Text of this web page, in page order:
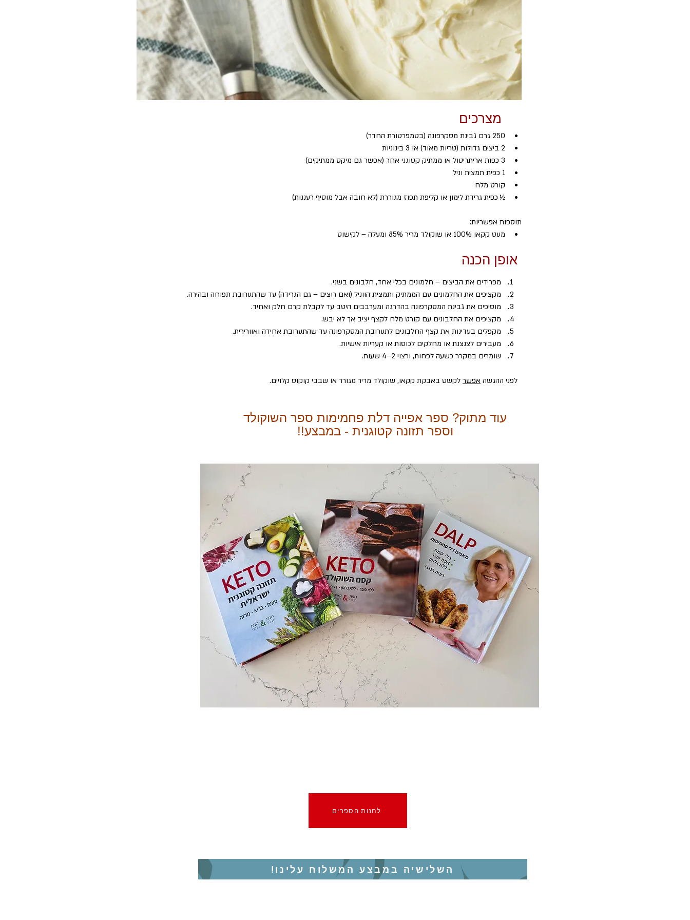
מצרכים
250 גרם גבינת מסקרפונה (בטמפרטורת החדר)
2 ביצים גדולות (טריות מאוד) או 3 בינוניות
3 כפות אריתריטול או ממתיק קטוגני אחר (אפשר גם מיקס ממתיקים)
1 כפית תמצית וניל
קורט מלח
½ כפית גרידת לימון או קליפת תפוז מגוררת (לא חובה אבל מוסיף רעננות)
תוספות אפשריות:
מעט קקאו 100% או שוקולד מריר 85% ומעלה – לקישוט
אופן הכנה
מפרידים את הביצים – חלמונים בכלי אחד, חלבונים בשני.
מקציפים את החלמונים עם הממתיק ותמצית הווניל (ואם רוצים – גם הגרידה) עד שהתערובת תפוחה ובהירה.
מוסיפים את גבינת המסקרפונה בהדרגה ומערבבים היטב עד לקבלת קרם חלק ואחיד.
מקציפים את החלבונים עם קורט מלח לקצף יציב אך לא יבש.
מקפלים בעדינות את קצף החלבונים לתערובת המסקרפונה עד שהתערובת אחידה ואוורירית.
מעבירים לצנצנת או מחלקים לכוסות או קעריות אישיות.
שומרים במקרר כשעה לפחות, ורצוי 2–4 שעות.
לפני ההגשה אפשר לקשט באבקת קקאו, שוקולד מריר מגורר או שבבי קוקוס קלויים.
עוד מתוק? ספר אפייה דלת פחמימות ספר השוקולד
וספר תזונה קטוגנית - במבצע!!
השלישיה במבצע המשלוח עלינו!
לחנות הספרים